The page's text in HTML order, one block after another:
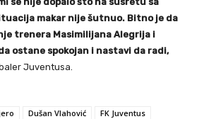
makar nije šutnuo. Bitno je da
trenera Masimilijana Alegrija i
ostane spokojan i nastavi da radi,
Juventusa.
Dušan Vlahović
FK Juventus